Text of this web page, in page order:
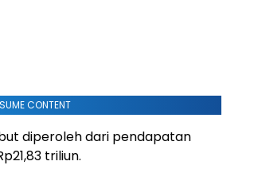
CONTENT
diperoleh dari pendapatan
triliun.